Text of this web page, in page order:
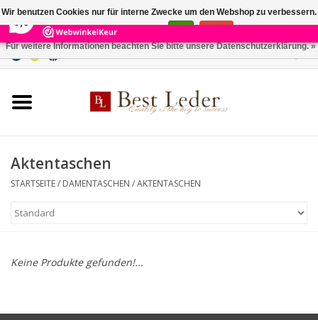
231 Reviews ×
Startseite
Damentaschen
Geldbörsen
Marken
Aktentaschen
STARTSEITE/ DAMENTASCHEN /AKTENTASCHEN
Keine Produkte gefunden!...
Wir benutzen Cookies nur für interne Zwecke um den Webshop zu verbessern.
Ist das in Ordnung?
Für weitere Informationen beachten Sie bitte unsere Datenschutzerklärung. »